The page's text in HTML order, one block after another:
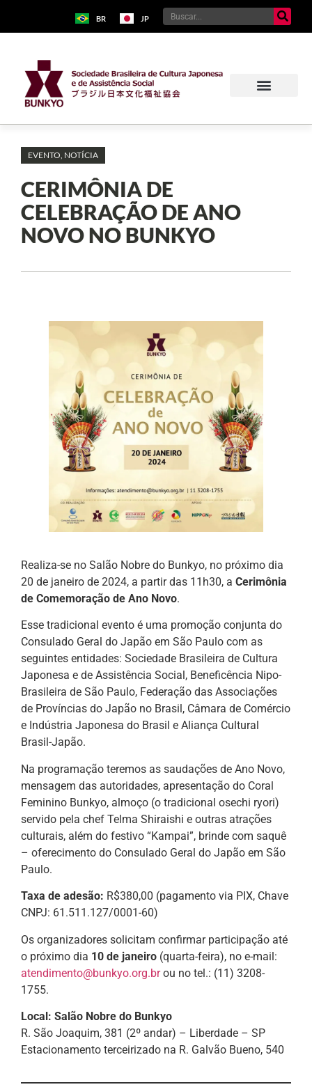
BR JP
EVENTO NOTÍCIA
CERIMÔNIA DE
CELEBRAÇÃO DE ANO
NOVO NO BUNKYO
Realiza-se no Salão Nobre do Bunkyo, no próximo dia
20 de janeiro de 2024, a partir das 11h30, a Cerimônia
de Comemoração de Ano Novo.
Esse tradicional evento é uma promoção conjunta do
Consulado Geral do Japão em São Paulo com as
seguintes entidades: Sociedade Brasileira de Cultura
Japonesa e de Assistência Social, Beneficência Nipo-
Brasileira de São Paulo, Federação das Associações
de Províncias do Japão no Brasil, Câmara de Comércio
e Indústria Japonesa do Brasil e Aliança Cultural
Brasil-Japão.
Na programação teremos as saudações de Ano Novo,
mensagem das autoridades, apresentação do Coral
Feminino Bunkyo, almoço (o tradicional osechi ryori)
servido pela chef Telma Shiraishi e outras atrações
culturais, além do festivo “Kampai”, brinde com saquê
– oferecimento do Consulado Geral do Japão em São
Paulo.
Taxa de adesão: R$380,00 (pagamento via PIX, Chave
CNPJ: 61.511.127/0001-60)
Os organizadores solicitam confirmar participação até
o próximo dia 10 de janeiro (quarta-feira), no e-mail:
atendimento@bunkyo.org.brou no tel.: (11) 3208-
1755.
Local: Salão Nobre do Bunkyo
R. São Joaquim, 381 (2º andar) – Liberdade – SP
Estacionamento terceirizado na R. Galvão Bueno, 540